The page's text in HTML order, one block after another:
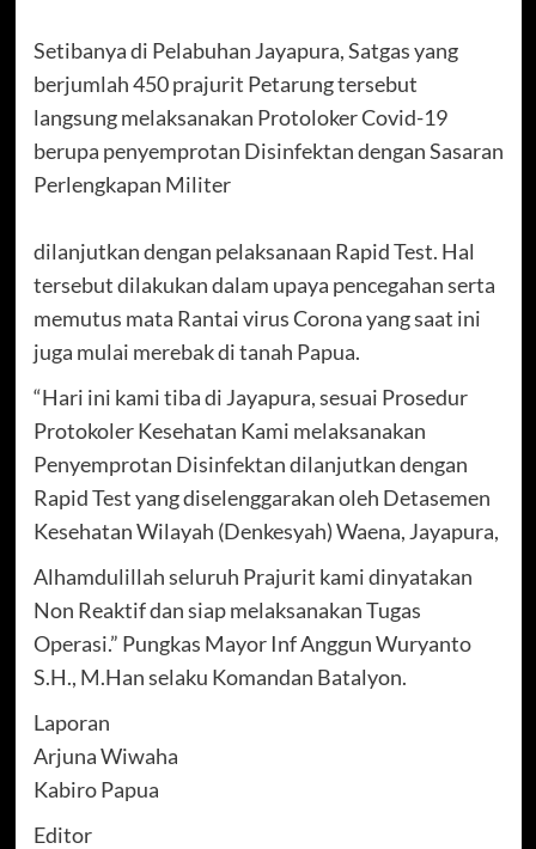
Setibanya di Pelabuhan Jayapura, Satgas yang
berjumlah 450 prajurit Petarung tersebut
langsung melaksanakan Protoloker Covid-19
berupa penyemprotan Disinfektan dengan Sasaran
Perlengkapan Militer
dilanjutkan dengan pelaksanaan Rapid Test. Hal
tersebut dilakukan dalam upaya pencegahan serta
memutus mata Rantai virus Corona yang saat ini
juga mulai merebak di tanah Papua.
“Hari ini kami tiba di Jayapura, sesuai Prosedur
Protokoler Kesehatan Kami melaksanakan
Penyemprotan Disinfektan dilanjutkan dengan
Rapid Test yang diselenggarakan oleh Detasemen
Kesehatan Wilayah (Denkesyah) Waena, Jayapura,
Alhamdulillah seluruh Prajurit kami dinyatakan
Non Reaktif dan siap melaksanakan Tugas
Operasi.” Pungkas Mayor Inf Anggun Wuryanto
S.H., M.Han selaku Komandan Batalyon.
Laporan
Arjuna Wiwaha
Kabiro Papua
Editor